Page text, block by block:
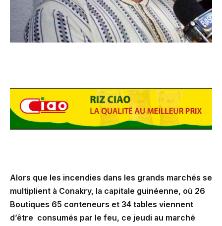
Alors que les incendies dans les grands marchés se
multiplient à Conakry, la capitale guinéenne, où 26
Boutiques 65 conteneurs et 34 tables viennent
d’être consumés par le feu, ce jeudi au marché